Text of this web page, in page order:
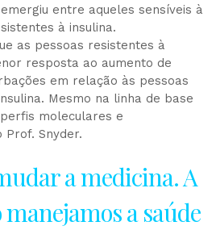
entre aqueles sensíveis à
à insulina.
as pessoas resistentes à
resposta ao aumento de
em relação às pessoas
Mesmo na linha de base
moleculares e
Prof. Snyder.
a medicina. A
a saúde